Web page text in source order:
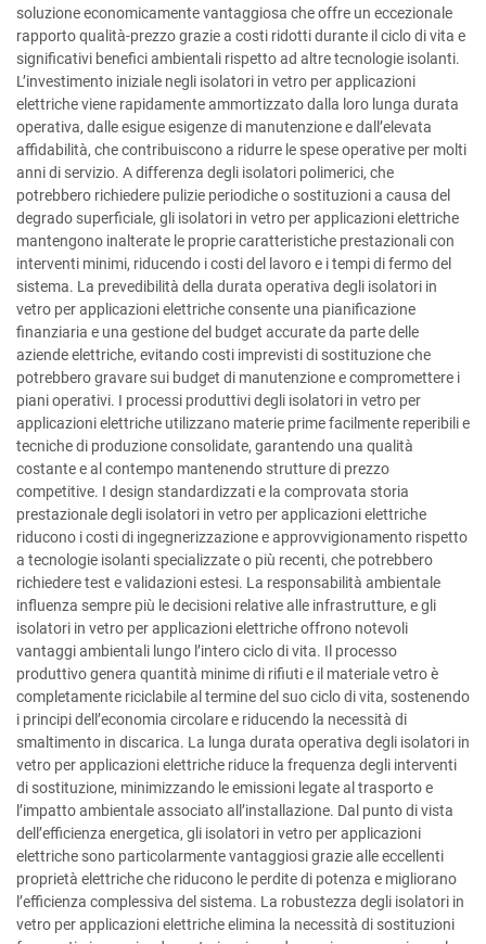
soluzione economicamente vantaggiosa che offre un eccezionale
rapporto qualità-prezzo grazie a costi ridotti durante il ciclo di vita e
significativi benefici ambientali rispetto ad altre tecnologie isolanti.
L’investimento iniziale negli isolatori in vetro per applicazioni
elettriche viene rapidamente ammortizzato dalla loro lunga durata
operativa, dalle esigue esigenze di manutenzione e dall’elevata
affidabilità, che contribuiscono a ridurre le spese operative per molti
anni di servizio. A differenza degli isolatori polimerici, che
potrebbero richiedere pulizie periodiche o sostituzioni a causa del
degrado superficiale, gli isolatori in vetro per applicazioni elettriche
mantengono inalterate le proprie caratteristiche prestazionali con
interventi minimi, riducendo i costi del lavoro e i tempi di fermo del
sistema. La prevedibilità della durata operativa degli isolatori in
vetro per applicazioni elettriche consente una pianificazione
finanziaria e una gestione del budget accurate da parte delle
aziende elettriche, evitando costi imprevisti di sostituzione che
potrebbero gravare sui budget di manutenzione e compromettere i
piani operativi. I processi produttivi degli isolatori in vetro per
applicazioni elettriche utilizzano materie prime facilmente reperibili e
tecniche di produzione consolidate, garantendo una qualità
costante e al contempo mantenendo strutture di prezzo
competitive. I design standardizzati e la comprovata storia
prestazionale degli isolatori in vetro per applicazioni elettriche
riducono i costi di ingegnerizzazione e approvvigionamento rispetto
a tecnologie isolanti specializzate o più recenti, che potrebbero
richiedere test e validazioni estesi. La responsabilità ambientale
influenza sempre più le decisioni relative alle infrastrutture, e gli
isolatori in vetro per applicazioni elettriche offrono notevoli
vantaggi ambientali lungo l’intero ciclo di vita. Il processo
produttivo genera quantità minime di rifiuti e il materiale vetro è
completamente riciclabile al termine del suo ciclo di vita, sostenendo
i principi dell’economia circolare e riducendo la necessità di
smaltimento in discarica. La lunga durata operativa degli isolatori in
vetro per applicazioni elettriche riduce la frequenza degli interventi
di sostituzione, minimizzando le emissioni legate al trasporto e
l’impatto ambientale associato all’installazione. Dal punto di vista
dell’efficienza energetica, gli isolatori in vetro per applicazioni
elettriche sono particolarmente vantaggiosi grazie alle eccellenti
proprietà elettriche che riducono le perdite di potenza e migliorano
l’efficienza complessiva del sistema. La robustezza degli isolatori in
vetro per applicazioni elettriche elimina la necessità di sostituzioni